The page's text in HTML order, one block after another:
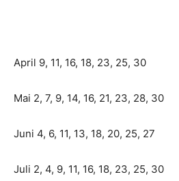
April 9, 11, 16, 18, 23, 25, 30
Mai 2, 7, 9, 14, 16, 21, 23, 28, 30
Juni 4, 6, 11, 13, 18, 20, 25, 27
Juli 2, 4, 9, 11, 16, 18, 23, 25, 30